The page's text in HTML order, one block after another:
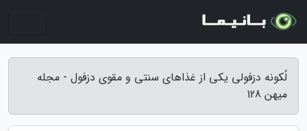
لُکونه دزفولی یکی از غذاهای سنتی و مقوی دزفول - مجله
میهن 128